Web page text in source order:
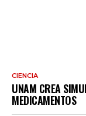
CIENCIA
UNAM CREA
MEDICAMENTOS